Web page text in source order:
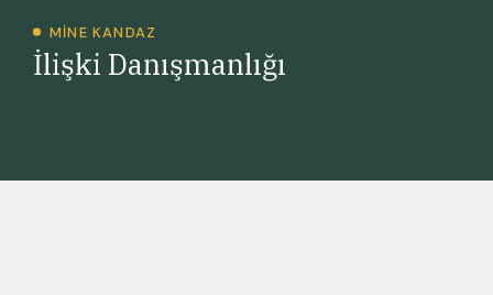
MINE KANDAZ
İlişki Danışmanlığı